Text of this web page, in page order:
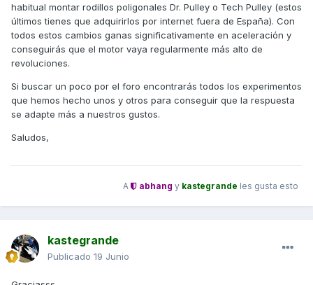
Gracias por adelantado.
habitual montar rodillos poligonales Dr. Pulley o Tech Pulley (estos
últimos tienes que adquirirlos por internet fuera de España). Con
todos estos cambios ganas significativamente en aceleración y
conseguirás que el motor vaya regularmente más alto de
revoluciones.
Si buscar un poco por el foro encontrarás todos los experimentos
que hemos hecho unos y otros para conseguir que la respuesta
se adapte más a nuestros gustos.
Saludos,
A abhang y kastegrande les gusta esto
kastegrande
Publicado 19 Junio